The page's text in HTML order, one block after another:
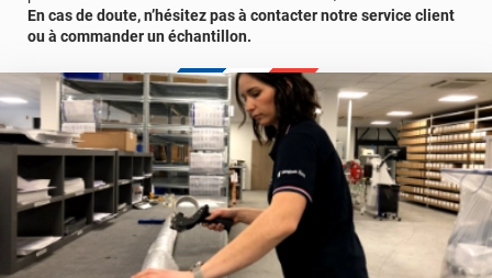
En cas de doute, n’hésitez pas à contacter notre service client
ou à commander un échantillon.